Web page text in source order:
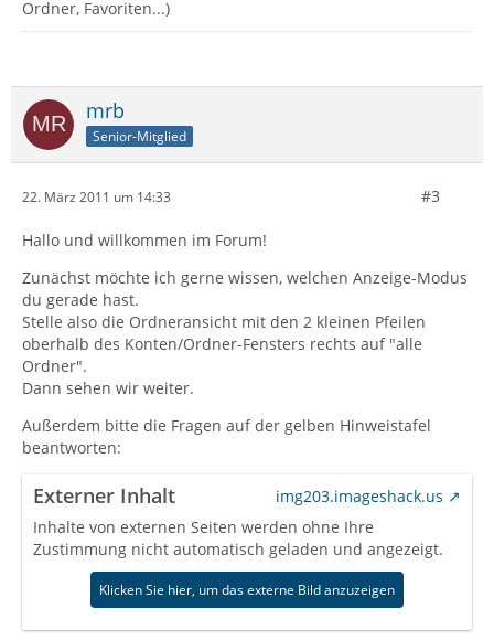
Ordner, Favoriten...)
mrb
Senior-Mitglied
22. März 2011 um 14:33 #3
Hallo und willkommen im Forum!
Zunächst möchte ich gerne wissen, welchen Anzeige-Modus
du gerade hast.
Stelle also die Ordneransicht mit den 2 kleinen Pfeilen
oberhalb des Konten/Ordner-Fensters rechts auf "alle
Ordner".
Dann sehen wir weiter.
Außerdem bitte die Fragen auf der gelben Hinweistafel
beantworten:
Externer Inhalt
img203.imageshack.us
Inhalte von externen Seiten werden ohne Ihre
Zustimmung nicht automatisch geladen und angezeigt.
Klicken Sie hier, um das externe Bild anzuzeigen